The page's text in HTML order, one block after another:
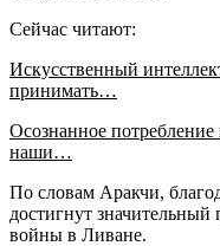
Сейчас читают:
Искусственный
принимать…
Осознанное
наши…
По словам Аракчи,
достигнут значительный
войны в Ливане.